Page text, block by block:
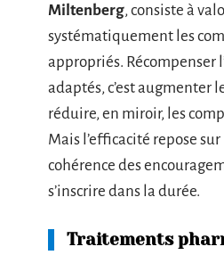
Miltenberg, consiste à
systématiquement les
appropriés. Récompenser
adaptés, c’est augmenter
réduire, en miroir, les
Mais l’efficacité repose
cohérence des
s’inscrire dans la durée.
Traitements